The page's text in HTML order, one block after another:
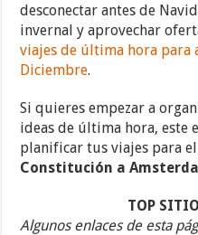
desconectar antes de
invernal y aprovechar
viajes de última hora para
Diciembre.
Si quieres empezar a
ideas de última hora, este
planificar tus viajes para el
Constitución a
TOP
Algunos enlaces de esta